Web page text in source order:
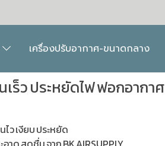
เครื่องปรับอากาศ-ขนาดกลาง
ร็ว ประหยัดไฟ ฟอกอากาศ
ว เงียบ ประหยัด